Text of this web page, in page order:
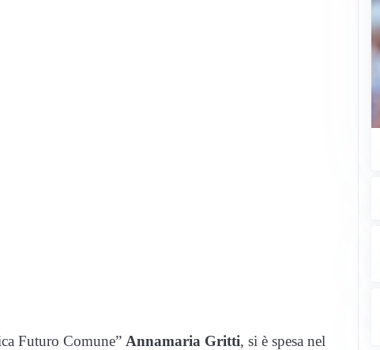
Futuro Comune” Annamaria Gritti, si è spesa nel